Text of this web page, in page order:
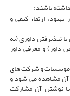
­باشند:
ارتقاء کیفی و
نپذیرفتن داوری (به
داور) و معرفی داور
موسسات و شرکت­ های
مشاهده می شود و
یا نوشتن آن مشارکت